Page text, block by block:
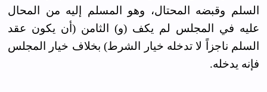
السلم وقبضه المحتال، وهو المسلم إليه من المحال
عليه في المجلس لم يكف (و) الثامن (أن يكون عقد
السلم ناجزاً لا تدخله خيار الشرط) بخلاف خيار المجلس
فإنه يدخله.